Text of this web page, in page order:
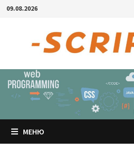
Перейти
содержимому
09.08.2026
МЕНЮ